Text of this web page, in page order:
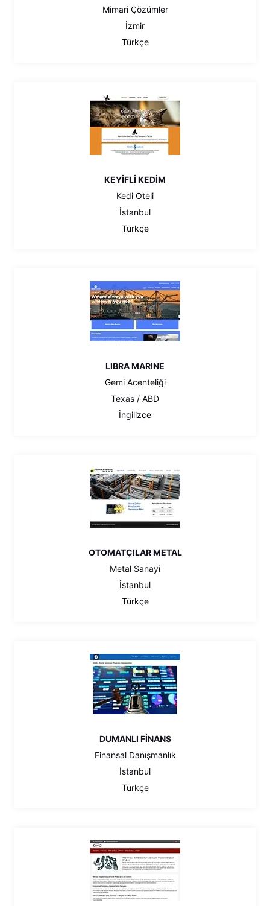
Mimari Çözümler
İzmir
Türkçe
KEYİFLİ KEDİM
Kedi Oteli
İstanbul
Türkçe
LIBRA MARINE
Gemi Acenteliği
Texas / ABD
İngilizce
OTOMATÇILAR METAL
Metal Sanayi
İstanbul
Türkçe
DUMANLI FİNANS
Finansal Danışmanlık
İstanbul
Türkçe